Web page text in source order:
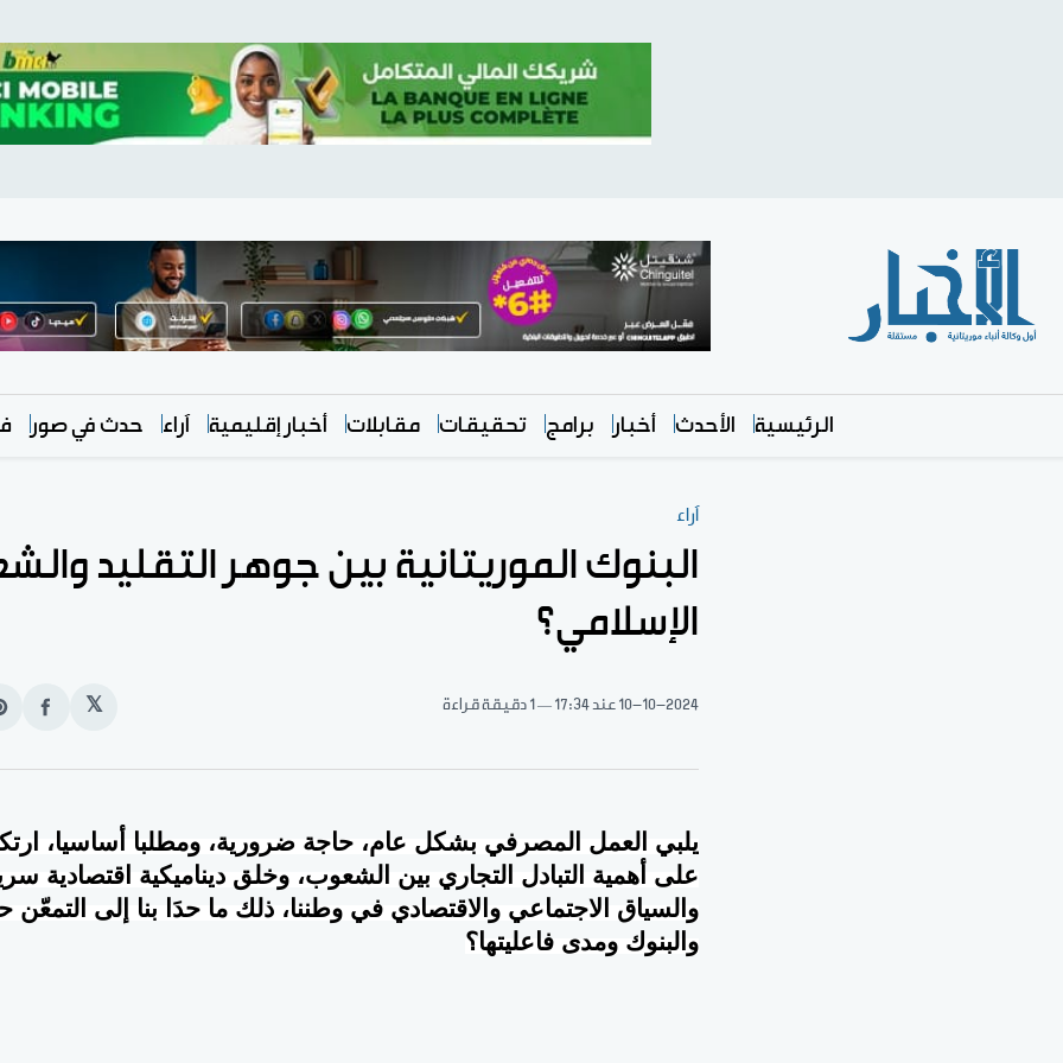
الرئيسية الأحدث أخبار برامج تحقيقات مقابلات أخبار إقليمية آراء حدث في صور
آراء
البنوك الموريتانية بين جوهر التقليد
الإسلامي؟
10-10-2024 عند 17:34 1 دقيقة قراءة 𝕏
انشر
يلبي العمل المصرفي بشكل عام، حاجة ضرورية، ومطلبا أساسيا،
على أهمية التبادل التجاري بين الشعوب، وخلق ديناميكية اقتصادية
والسياق الاجتماعي والاقتصادي في وطننا، ذلك ما حدَا بنا إلى
والبنوك ومدى فاعليتها؟